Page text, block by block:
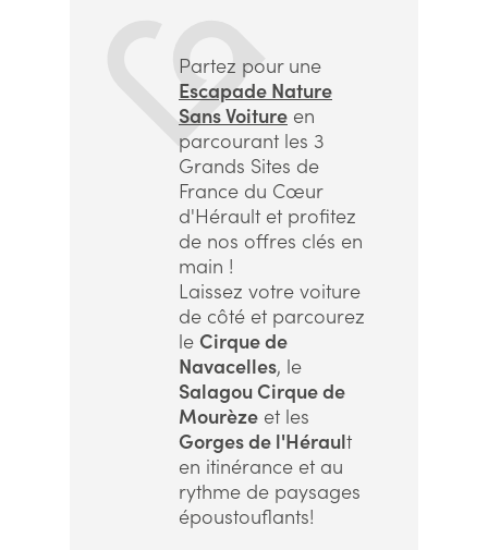
Partez pour une
Escapade Nature
Sans Voiture en
parcourant les 3
Grands Sites de
France du Cœur
d'Hérault et profitez
de nos offres clés en
main !
Laissez votre voiture
de côté et parcourez
le Cirque de
Navacelles, le
Salagou Cirque de
Mourèze et les
Gorges de l'Hérault
en itinérance et au
rythme de paysages
époustouflants!